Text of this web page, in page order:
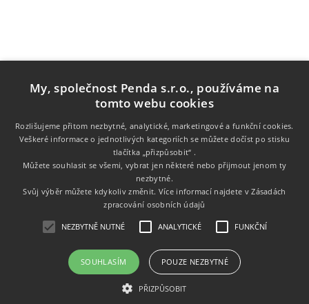
Informace
Zákaznický servis
My, společnost Penda s.r.o., používáme na
tomto webu cookies
Rozlišujeme přitom nezbytné, analytické, marketingové a funkční cookies.
Veškeré informace o jednotlivých kategoriích se můžete dočíst po stisku
tlačítka „přizpůsobit“ .
Můžete souhlasit se všemi, vybrat jen některé nebo přijmout jenom ty
nezbytné.
Svůj výběr můžete kdykoliv změnit. Více informací najdete vZásadách
zpracování osobních údajů
NEZBYTNĚ NUTNÉ ANALYTICKÉ FUNKČNÍ
SOUHLASÍM POUZE NEZBYTNÉ
PŘIZPŮSOBIT